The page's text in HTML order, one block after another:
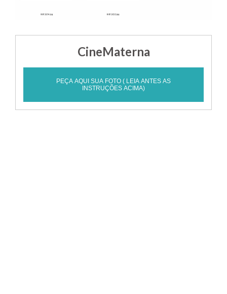
CineMaterna
PEÇA AQUI SUA FOTO ( LEIA ANTES AS
INSTRUÇÕES ACIMA)